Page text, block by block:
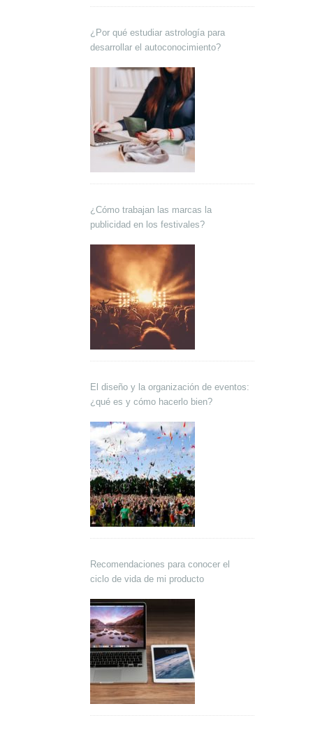
¿Por qué estudiar astrología para
desarrollar el autoconocimiento?
¿Cómo trabajan las marcas la
publicidad en los festivales?
El diseño y la organización de eventos:
¿qué es y cómo hacerlo bien?
Recomendaciones para conocer el
ciclo de vida de mi producto